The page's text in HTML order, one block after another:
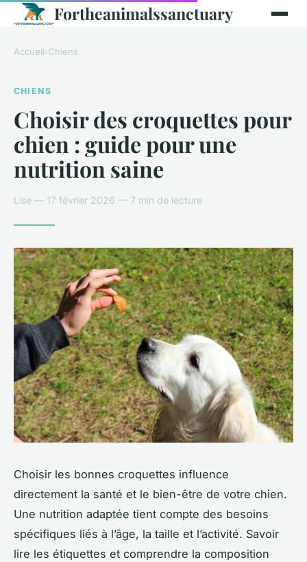
Fortheanimalssanctuary
Accueil›Chiens
CHIENS
Choisir des croquettes pour
chien : guide pour une
nutrition saine
Lise — 17 février 2026 — 7 min de lecture
Choisir les bonnes croquettes influence
directement la santé et le bien-être de votre chien.
Une nutrition adaptée tient compte des besoins
spécifiques liés à l’âge, la taille et l’activité. Savoir
lire les étiquettes et comprendre la composition